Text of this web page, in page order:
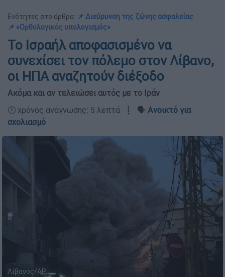
Ενότητες στο άρθρο: 📌 Διεύρυνση της ζώνης ασφαλείας
📌 «Ορθολογικός υπολογισμός»
Το Ισραήλ αποφασισμένο να
συνεχίσει τον πόλεμο στον Λίβανο,
οι ΗΠΑ αναζητούν διέξοδο
Ακόμα και αν τελειώσει αυτός με το Ιράν
🕛 χρόνος ανάγνωσης: 5 λεπτά ┋ 🗣️ Ανοικτό για
σχολιασμό
Λίβανος/AP